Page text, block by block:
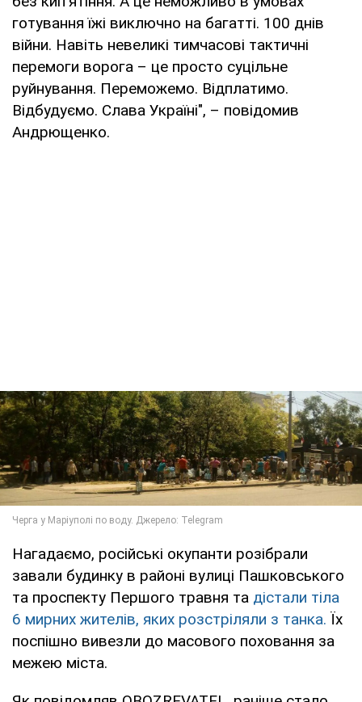
готування їжі виключно на багатті. 100 днів
війни. Навіть невеликі тимчасові тактичні
перемоги ворога – це просто суцільне
руйнування. Переможемо. Відплатимо.
Відбудуємо. Слава Україні", – повідомив
Андрющенко.
Нагадаємо, російські окупанти розібрали
завали будинку в районі вулиці Пашковського
та проспекту Першого травня та дістали тіла
6 мирних жителів, яких розстріляли з танка. Їх
поспішно вивезли до масового поховання за
межею міста.